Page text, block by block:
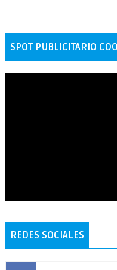
SPOT PUBLICITARIO
REDES SOCIALES